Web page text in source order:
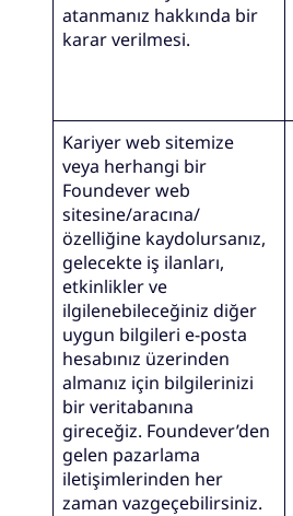
atanmanız hakkında bir
karar verilmesi.
Kariyer web sitemize
veya herhangi bir
Foundever web
sitesine/aracına/
özelliğine kaydolursanız,
gelecekte iş ilanları,
etkinlikler ve
ilgilenebileceğiniz diğer
uygun bilgileri e-posta
hesabınız üzerinden
almanız için bilgilerinizi
bir veritabanına
gireceğiz. Foundever’den
gelen pazarlama
iletişimlerinden her
zaman vazgeçebilirsiniz.